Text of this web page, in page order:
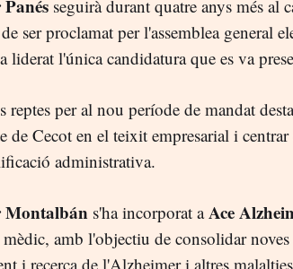
seguirà durant quatre anys més al
ser proclamat per l'assemblea general
liderat l'única candidatura que es va
reptes per al nou període de mandat
de Cecot en el teixit empresarial i
administrativa.
Montalbán s'ha incorporat aAce
amb l'objectiu de consolidar noves
i recerca de l'Alzheimer i altres